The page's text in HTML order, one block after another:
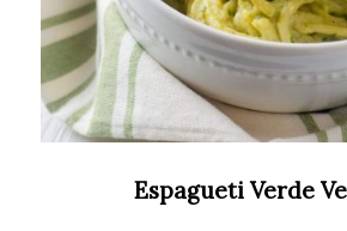
Espagueti Verde